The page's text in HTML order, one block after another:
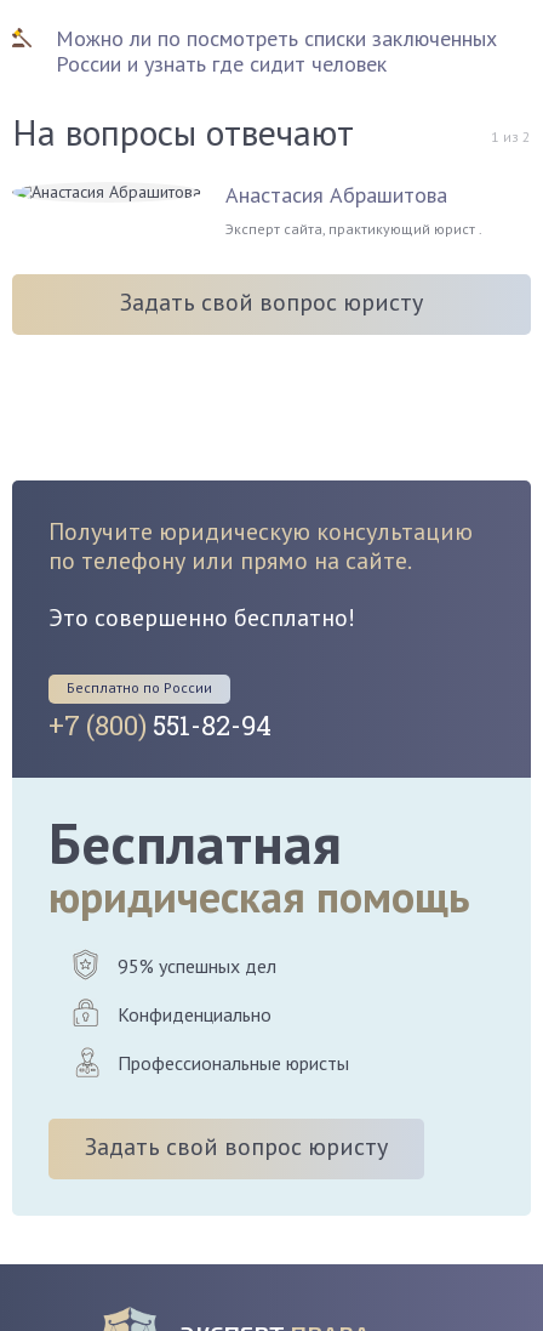
Можно ли по посмотреть списки заключенных
России и узнать где сидит человек
На вопросы отвечают 1 из 2
Анастасия Абрашитова
Эксперт сайта, практикующий юрист .
Задать свой вопрос юристу
Получите юридическую консультацию
по телефону или прямо на сайте.
Это совершенно бесплатно!
Бесплатно по России
+7 (800) 551-82-94
Бесплатная
юридическая помощь
95% успешных дел
Конфиденциально
Профессиональные юристы
Задать свой вопрос юристу